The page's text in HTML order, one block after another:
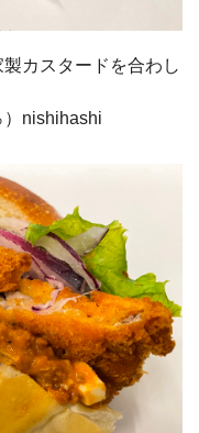
カスタードを合わし
）nishihashi